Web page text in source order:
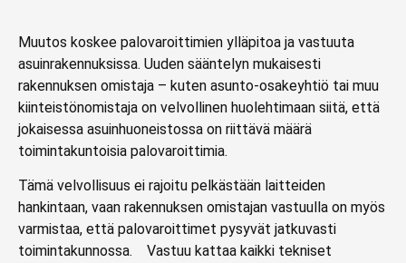
Muutos koskee palovaroittimien ylläpitoa ja vastuuta
asuinrakennuksissa. Uuden sääntelyn mukaisesti
rakennuksen omistaja – kuten asunto-osakeyhtiö tai muu
kiinteistönomistaja on velvollinen huolehtimaan siitä, että
jokaisessa asuinhuoneistossa on riittävä määrä
toimintakuntoisia palovaroittimia.
Tämä velvollisuus ei rajoitu pelkästään laitteiden
hankintaan, vaan rakennuksen omistajan vastuulla on myös
varmistaa, että palovaroittimet pysyvät jatkuvasti
toimintakunnossa. Vastuu kattaa kaikki tekniset